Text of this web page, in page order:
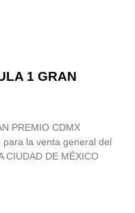
1 GRAN
PREMIO CDMX
la venta general del
CIUDAD DE MÉXICO